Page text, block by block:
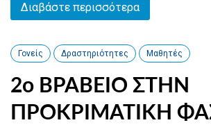
Διαβάστε περισσότερα
Γονείς Δραστηριότητες Μαθητές
2ο ΒΡΑΒΕΙΟ ΣΤΗΝ
ΠΡΟΚΡΙΜΑΤΙΚΗ